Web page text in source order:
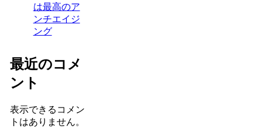
は最高のア
ンチエイジ
ング
最近のコメ
ント
表示できるコメン
トはありません。